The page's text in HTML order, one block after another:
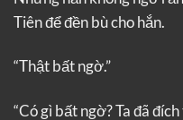
Tiên để đền bù cho hắn.
“Thật bất ngờ.”
“Có gì bất ngờ? Ta đã